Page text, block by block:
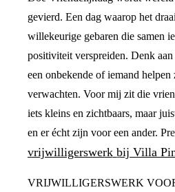
gevierd. Een dag waarop het
willekeurige gebaren die samen
positiviteit verspreiden. Denk
een onbekende of iemand helpen
verwachten. Voor mij zit die
iets kleins en zichtbaars, maar
en er écht zijn voor een ander.
vrijwilligerswerk bij Villa
VRIJWILLIGERSWERK